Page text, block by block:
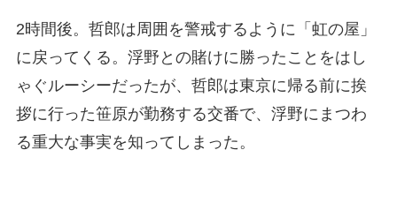
2時間後。哲郎は周囲を警戒するように「虹の屋」
に戻ってくる。浮野との賭けに勝ったことをはし
ゃぐルーシーだったが、哲郎は東京に帰る前に挨
拶に行った笹原が勤務する交番で、浮野にまつわ
る重大な事実を知ってしまった。